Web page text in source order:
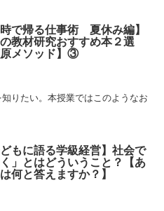
時で帰る仕事術 夏休み編】
教材研究おすすめ本２選
原メソッド】③
りたい。本授業ではこのようなお
どもに語る学級経営】社会で
く」とはどういうこと？【あ
何と答えますか？】